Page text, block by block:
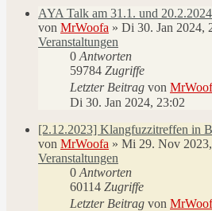
AYA Talk am 31.1. und 20.2.2024
von MrWoofa » Di 30. Jan 2024,
Veranstaltungen
0 Antworten
59784 Zugriffe
Letzter Beitrag von
Di 30. Jan 2024, 23:02
[2.12.2023] Klangfuzzitreffen in
von MrWoofa » Mi 29. Nov
Veranstaltungen
0 Antworten
60114 Zugriffe
Letzter Beitrag von